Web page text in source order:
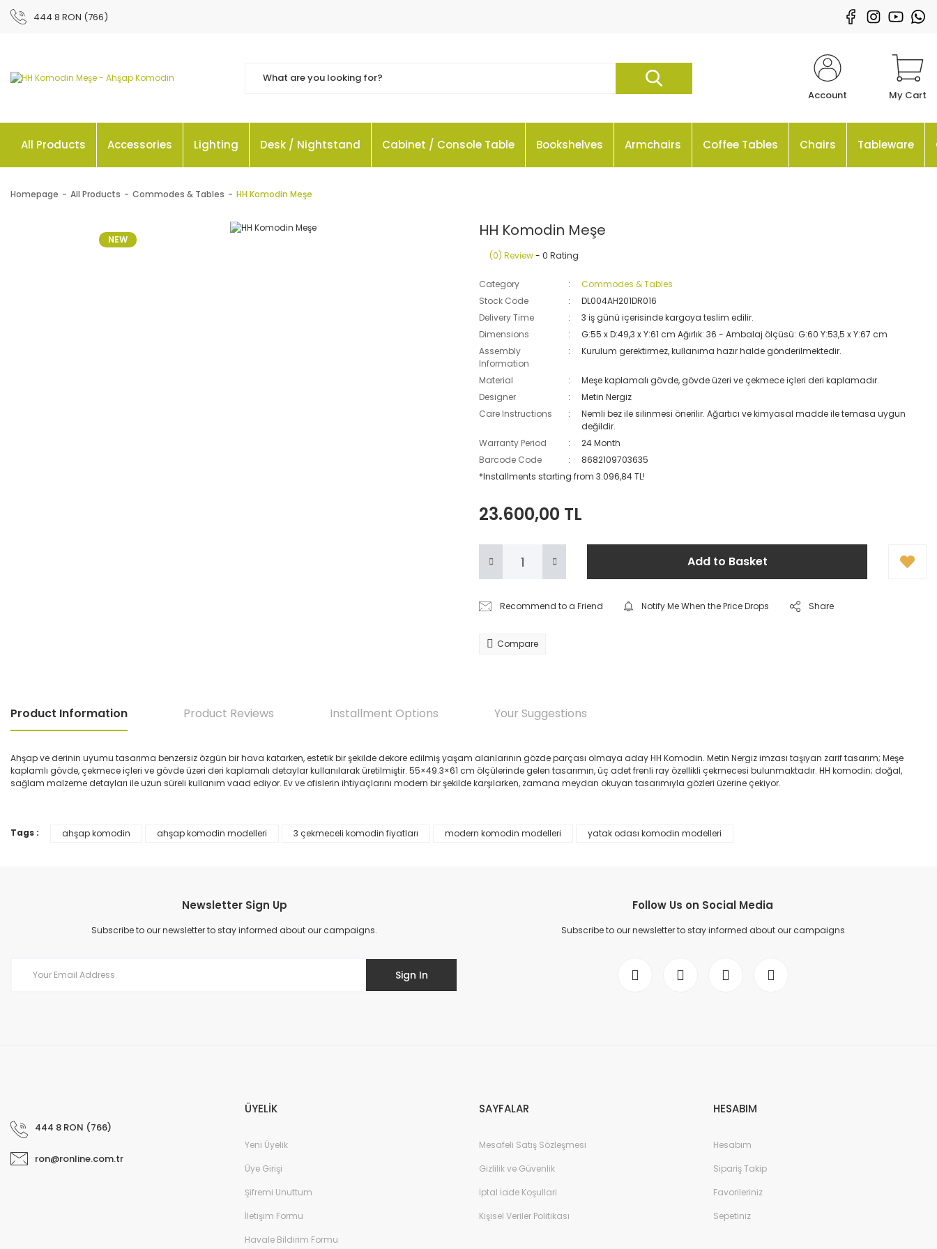
444 8 RON (766)
Account My Cart
All Products Accessories Lighting Desk / Nightstand Cabinet / Console Table Bookshelves Armchairs Coffee Tables Chairs Tableware
Homepage All Products Commodes & Tables HH Komodin Meşe
NEW HH Komodin Meşe
(0) Review- 0 Rating
Category
Commodes & Tables
Stock Code
DL004AH201DR016
Delivery Time
3 iş günü içerisinde kargoya teslim edilir.
Dimensions
G:55 x D:49,3 x Y:61 cm Ağırlık: 36 - Ambalaj ölçüsü: G:60 Y:53,5 x Y:67 cm
Assembly
Information
Kurulum gerektirmez, kullanıma hazır halde gönderilmektedir.
Material
Meşe kaplamalı gövde, gövde üzeri ve çekmece içleri deri kaplamadır.
Designer
Metin Nergiz
Care Instructions
Nemli bez ile silinmesi önerilir. Ağartıcı ve kimyasal madde ile temasa uygun
değildir.
Warranty Period
24 Month
Barcode Code
8682109703635
*Installments starting from 3.096,84 TL!
23.600,00 TL
Add to Basket
Recommend to a Friend Notify Me When the Price Drops Share
Compare
Product Information Product Reviews Installment Options Your Suggestions
Ahşap ve derinin uyumu tasarıma benzersiz özgün bir hava katarken, estetik bir şekilde dekore edilmiş yaşam alanlarının gözde parçası olmaya aday HH Komodin. Metin Nergiz imzası taşıyan zarif tasarım; Meşe
kaplamlı gövde, çekmece içleri ve gövde üzeri deri kaplamalı detaylar kullanılarak üretilmiştir. 55×49.3×61 cm ölçülerinde gelen tasarımın, üç adet frenli ray özellikli çekmecesi bulunmaktadır. HH komodin; doğal,
sağlam malzeme detayları ile uzun süreli kullanım vaad ediyor. Ev ve ofislerin ihtiyaçlarını modern bir şekilde karşılarken, zamana meydan okuyan tasarımıyla gözleri üzerine çekiyor.
You can use the suggestion form to submit feedback on the product's price, image, description, or any other insufficient areas.
Missing information in the product description.
Errors in product information.
Tags : ahşap komodin ahşap komodin modelleri 3 çekmeceli komodin fiyatları modern komodin modelleri yatak odası komodin modelleri
Newsletter Sign Up
Subscribe to our newsletter to stay informed about our campaigns.
Sign In
Follow Us on Social Media
Subscribe to our newsletter to stay informed about our campaigns
444 8 RON (766)
ron@ronline.com.tr
ÜYELİK
Yeni Üyelik
Üye Girişi
Şifremi Unuttum
İletişim Formu
Havale Bildirim Formu
SAYFALAR
Mesafeli Satış Sözleşmesi
Gizlilik ve Güvenlik
İptal İade Koşullari
Kişisel Veriler Politikası
HESABIM
Hesabım
Sipariş Takip
Favorileriniz
Sepetiniz